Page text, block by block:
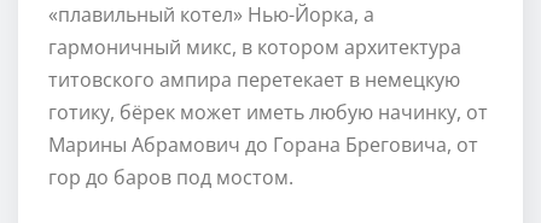
«плавильный котел» Нью-Йорка, а
гармоничный микс, в котором архитектура
титовского ампира перетекает в немецкую
готику, бёрек может иметь любую начинку, от
Марины Абрамович до Горана Бреговича, от
гор до баров под мостом.